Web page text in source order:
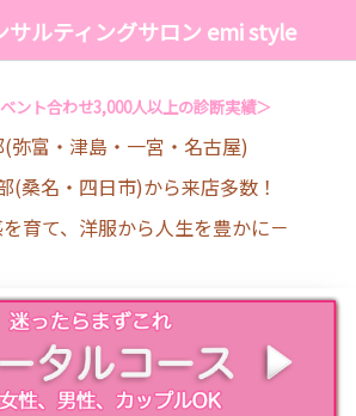
サルティングサロン emi style
ント合わせ3,000人以上の診断実績＞
(弥富・津島・一宮・名古屋)
(桑名・四日市)から来店多数！
育て、洋服から人生を豊かに－